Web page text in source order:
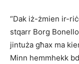
“Dak iż-żmien ir-
stqarr Borg
jintuża għax ma
Minn hemmhekk